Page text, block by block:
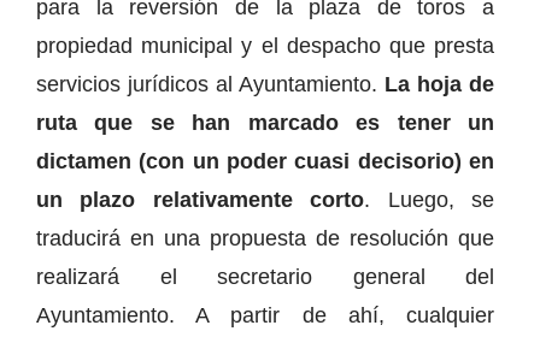
para la reversión de la plaza de toros a
propiedad municipal y el despacho que presta
servicios jurídicos al Ayuntamiento. La hoja de
ruta que se han marcado es tener un
dictamen (con un poder cuasi decisorio) en
un plazo relativamente corto. Luego, se
traducirá en una propuesta de resolución que
realizará el secretario general del
Ayuntamiento. A partir de ahí, cualquier